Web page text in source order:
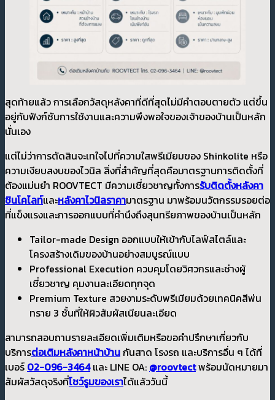
สุดท้ายแล้ว การเลือกวัสดุหลังคาที่ดีที่สุดไม่มีคำตอบตายตัว แต่ขึ้น
อยู่กับฟังก์ชันการใช้งานและความพึงพอใจของเจ้าของบ้านเป็นหลัก
นั่นเอง
แต่ไม่ว่าการตัดสินจะเทใจไปที่ความใสพรีเมียมของ Shinkolite หรือ
ความเงียบสงบของไวนิล สิ่งที่สำคัญที่สุดคือมาตรฐานการติดตั้งที่
ต้องแม่นยำ ROOVTECT มีความเชี่ยวชาญทั้งการรับติดตั้งหลังคา
ชินโคไลท์และหลังคาไวนิลราคามาตรฐาน มาพร้อมนวัตกรรมรอยต่อ
ที่แข็งแรงและการออกแบบที่คำนึงถึงสุนทรียภาพของบ้านเป็นหลัก
Tailor-made Design ออกแบบให้เข้ากับไลฟ์สไตล์และ
โครงสร้างเดิมของบ้านอย่างสมบูรณ์แบบ
Professional Execution ควบคุมโดยวิศวกรและช่างผู้
เชี่ยวชาญ คุมงานละเอียดทุกจุด
Premium Texture สวยงามระดับพรีเมียมด้วยเทคนิคสีพ่น
ทราย 3 ชั้นที่ให้ผิวสัมผัสเนียนละเอียด
สามารถสอบถามรายละเอียดเพิ่มเติมหรือขอคำปรึกษาเกี่ยวกับ
บริการต่อเติมหลังคาหน้าบ้านกันสาด โรงรถ และบริการอื่น ๆ ได้ที่
เบอร์ 02-096-3464และ LINE OA: @roovtectพร้อมนัดหมายมา
สัมผัสวัสดุจริงที่โชว์รูมของเราได้แล้ววันนี้